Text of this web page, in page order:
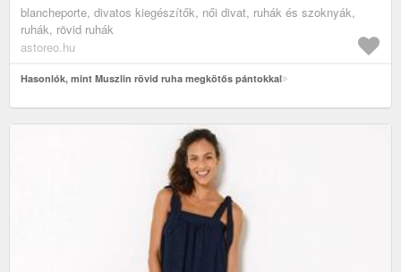
blancheporte, divatos kiegészítők, női divat, ruhák és szoknyák,
ruhák, rövid ruhák
astoreo.hu
Hasonlók, mint Muszlin rövid ruha megkötős pántokkal